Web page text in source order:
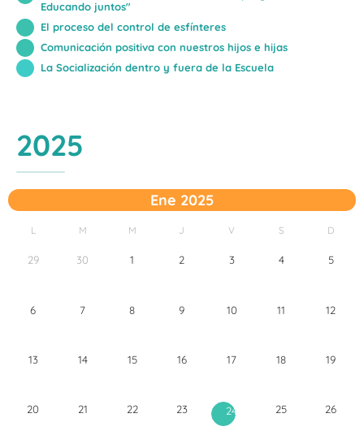
Educando juntos"
El proceso del control de esfínteres
Comunicación positiva con nuestros hijos e hijas
La Socialización dentro y fuera de la Escuela
2025
Ene 2025
L M M J V S D
29 30 1 2 3 4 5
6 7 8 9 10 11 12
13 14 15 16 17 18 19
20 21 22 23 24 25 26